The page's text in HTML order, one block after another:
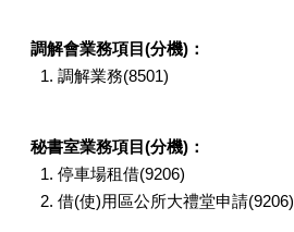
調解會業務項目(分機)：
調解業務(8501)
秘書室業務項目(分機)：
停車場租借(9206)
借(使)用區公所大禮堂申請(9206)